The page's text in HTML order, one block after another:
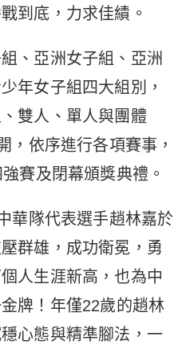
到底，力求佳績。
、亞洲女子組、亞洲
年女子組四大組別，
雙人、單人與團體
，依序進行各項賽事，
賽及閉幕頒獎典禮。
華隊代表選手趙林嘉於
群雄，成功衛冕，勇
人生涯新高，也為中
牌！年僅22歲的趙林
心態與精準腳法，一